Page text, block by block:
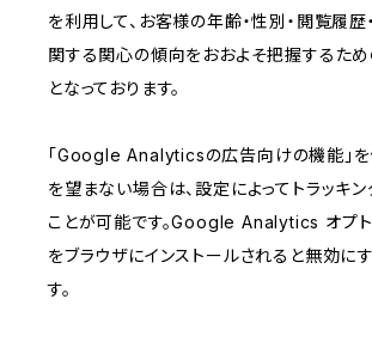
を利用して、お客様の年齢・性別・閲覧履歴
関する関心の傾向をおおよそ把握するた
となっております。
「Google Analyticsの広告向けの機能」を
を望まない場合は、設定によってトラッキ
ことが可能です。Google Analytics オプト
をブラウザにインストールされると無効に
す。